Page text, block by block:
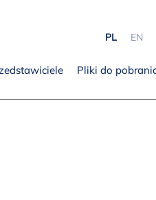
PL EN
Pliki do